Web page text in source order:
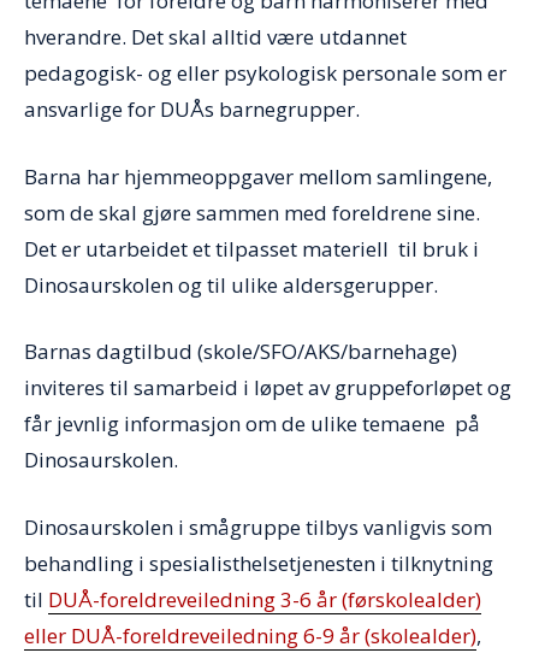
hverandre. Det skal alltid være utdannet
pedagogisk- og eller psykologisk personale som er
ansvarlige for DUÅs barnegrupper.
Barna har hjemmeoppgaver mellom samlingene,
som de skal gjøre sammen med foreldrene sine.
Det er utarbeidet et tilpasset materiell til bruk i
Dinosaurskolen og til ulike aldersgerupper.
Barnas dagtilbud (skole/SFO/AKS/barnehage)
inviteres til samarbeid i løpet av gruppe­forløpet og
får jevnlig informasjon om de ulike temaene på
Dinosaurskolen.
Dinosaurskolen i smågruppe tilbys vanligvis som
behand­ling i spesialisthelsetjenesten i tilknytning
til DUÅ-foreldreveiledning 3-6 år (førskolealder)
eller DUÅ-foreldreveiledning 6-9 år (skolealder),